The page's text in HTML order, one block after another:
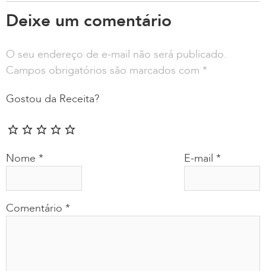
Deixe um comentário
O seu endereço de e-mail não será publicado.
Campos obrigatórios são marcados com *
Gostou da Receita?
Comentário *
Nome * E-mail *